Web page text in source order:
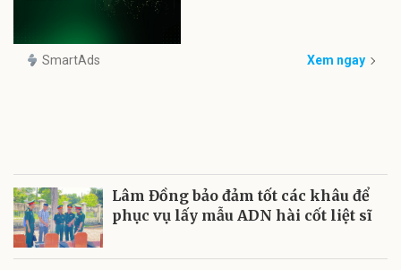
SmartAds Xem ngay
Lâm Đồng bảo đảm tốt các khâu để
phục vụ lấy mẫu ADN hài cốt liệt sĩ